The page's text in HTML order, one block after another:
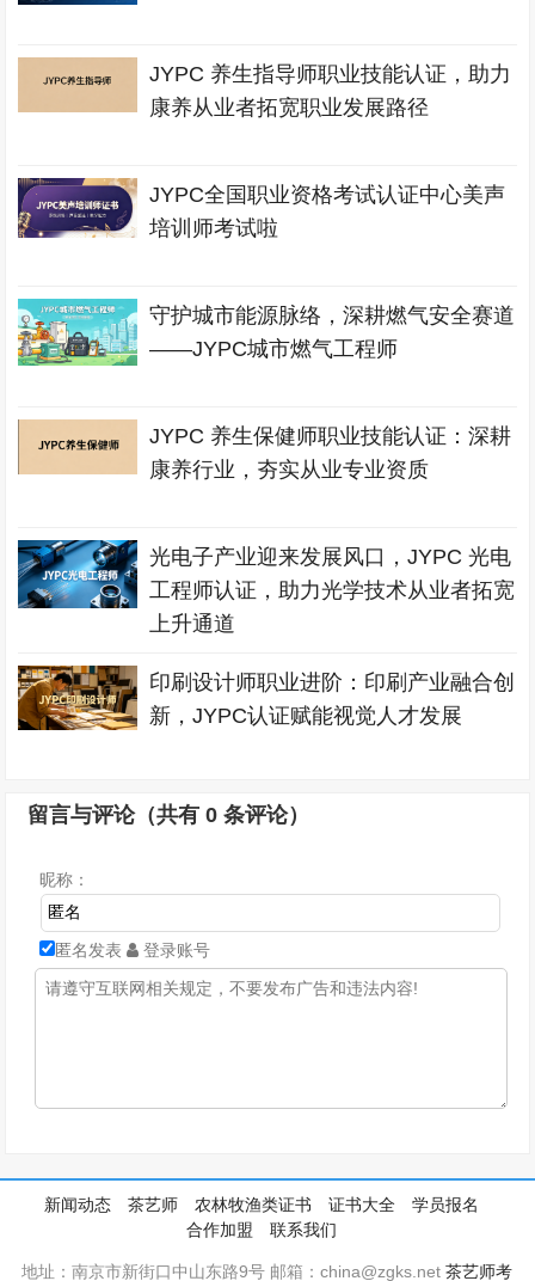
JYPC 养生指导师职业技能认证，助力
康养从业者拓宽职业发展路径
JYPC全国职业资格考试认证中心美声
培训师考试啦
守护城市能源脉络，深耕燃气安全赛道
——JYPC城市燃气工程师
JYPC 养生保健师职业技能认证：深耕
康养行业，夯实从业专业资质
光电子产业迎来发展风口，JYPC 光电
工程师认证，助力光学技术从业者拓宽
上升通道
印刷设计师职业进阶：印刷产业融合创
新，JYPC认证赋能视觉人才发展
留言与评论（共有0 条评论）
昵称：
匿名发表 登录账号
新闻动态 茶艺师 农林牧渔类证书 证书大全
学员报名
合作加盟
联系我们
地址：南京市新街口中山东路9号 邮箱：china@zgks.net茶艺师考